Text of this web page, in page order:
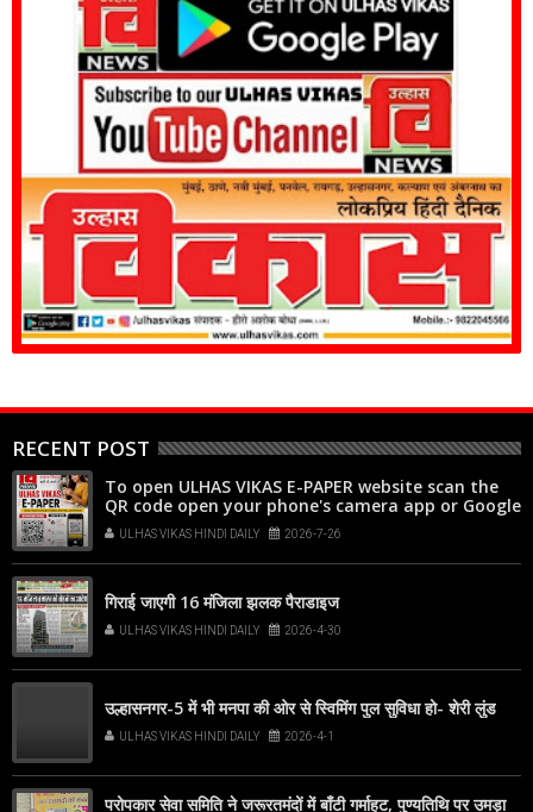
RECENT POST
To open ULHAS VIKAS E-PAPER website scan the
QR code open your phone's camera app or Google
Lens, point it at the code, and tap the web link
popup that appears on your screen
ULHAS VIKAS HINDI DAILY 2026-7-26
गिराई जाएगी 16 मंजिला झलक पैराडाइज
ULHAS VIKAS HINDI DAILY 2026-4-30
उल्हासनगर-5 में भी मनपा की ओर से स्विमिंग पुल सुविधा हो- शेरी लुंड
ULHAS VIKAS HINDI DAILY 2026-4-1
परोपकार सेवा समिति ने जरूरतमंदों में बाँटी गर्माहट, पुण्यतिथि पर उमड़ा